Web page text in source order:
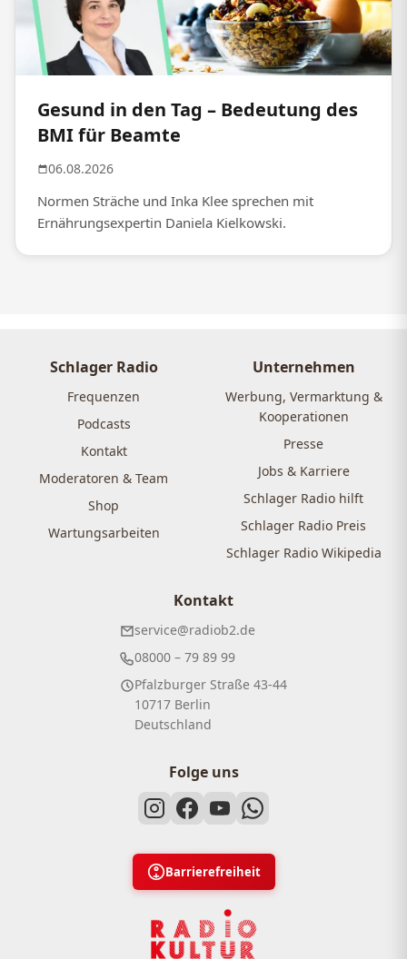
Gesund in den Tag – Bedeutung des
BMI für Beamte
06.08.2026
Normen Sträche und Inka Klee sprechen mit
Ernährungsexpertin Daniela Kielkowski.
Schlager Radio
Frequenzen
Podcasts
Kontakt
Moderatoren & Team
Shop
Wartungsarbeiten
Unternehmen
Werbung, Vermarktung &
Kooperationen
Presse
Jobs & Karriere
Schlager Radio hilft
Schlager Radio Preis
Schlager Radio Wikipedia
Kontakt
service@radiob2.de
08000 – 79 89 99
Pfalzburger Straße 43-44
10717 Berlin
Deutschland
Folge uns
Barrierefreiheit